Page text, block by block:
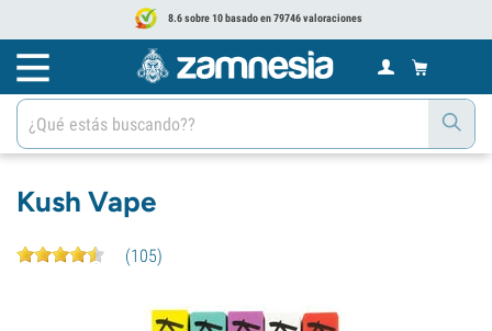
8.6 sobre 10 basado en 79746 valoraciones
Kush Vape
(105)